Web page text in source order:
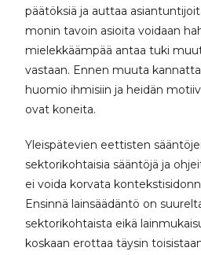
päätöksiä ja auttaa
monin tavoin asioita voidaan
mielekkäämpää antaa tuki
vastaan. Ennen muuta
huomio ihmisiin ja heidän
ovat koneita.
Yleispätevien eettisten
sektorikohtaisia sääntöjä ja
ei voida korvata
Ensinnä lainsäädäntö on
sektorikohtaista eikä
koskaan erottaa täysin